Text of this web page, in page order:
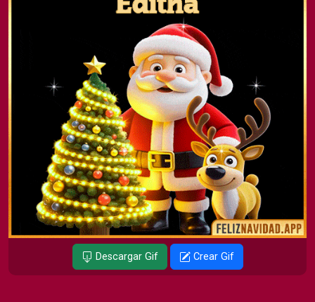
Descargar Gif Crear Gif